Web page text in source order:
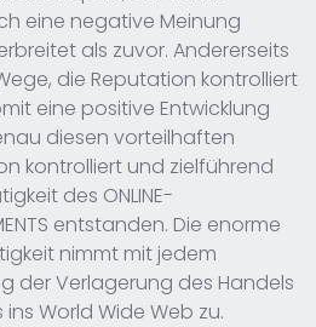
eine negative Meinung
als zuvor. Andererseits
die Reputation kontrolliert
eine positive Entwicklung
diesen vorteilhaften
kontrolliert und zielführend
des ONLINE-
entstanden. Die enorme
nimmt mit jedem
der Verlagerung des Handels
World Wide Web zu.